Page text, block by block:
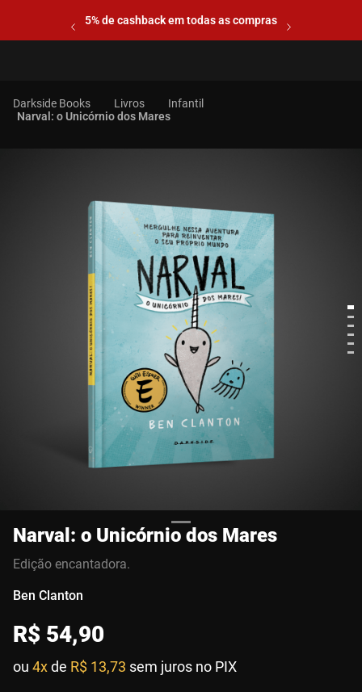
5% de cashback em todas as compras
Livros
Infantil
Narval: o Unicórnio dos Mares
Narval: o Unicórnio dos Mares
Edição encantadora.
Ben Clanton
R$ 54,90
ou 4xde R$ 13,73 sem juros no PIX